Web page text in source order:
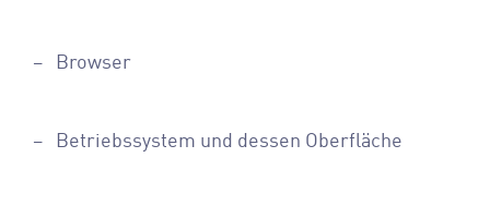
– Browser
– Betriebssystem und dessen Oberfläche